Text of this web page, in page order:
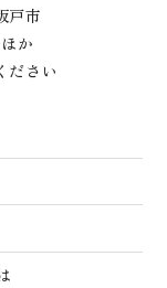
市
か
ださい